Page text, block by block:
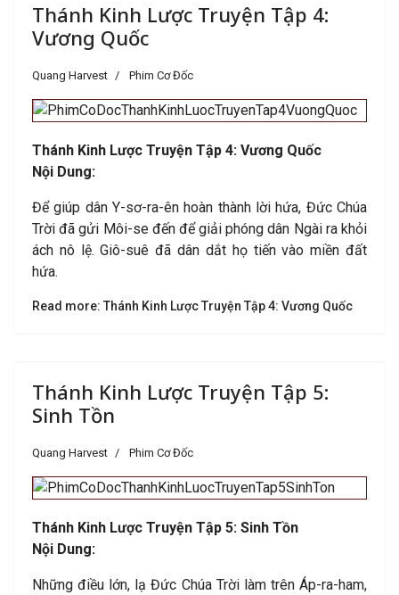
Thánh Kinh Lược Truyện Tập 4:
Vương Quốc
Quang Harvest Phim Cơ Đốc
Thánh Kinh Lược Truyện Tập 4: Vương Quốc
Nội Dung:
Để giúp dân Y-sơ-ra-ên hoàn thành lời hứa, Đức Chúa
Trời đã gửi Môi-se đến để giải phóng dân Ngài ra khỏi
ách nô lệ. Giô-suê đã dân dắt họ tiến vào miền đất
hứa.
Read more: Thánh Kinh Lược Truyện Tập 4: Vương Quốc
Thánh Kinh Lược Truyện Tập 5:
Sinh Tồn
Quang Harvest Phim Cơ Đốc
Thánh Kinh Lược Truyện Tập 5: Sinh Tồn
Nội Dung:
Những điều lớn, lạ Đức Chúa Trời làm trên Áp-ra-ham,